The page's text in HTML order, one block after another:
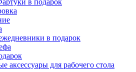
в подарок
в подарок
аксессуары для рабочего стола